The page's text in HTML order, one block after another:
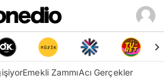
Emekli ZammıAcı Gerçekler